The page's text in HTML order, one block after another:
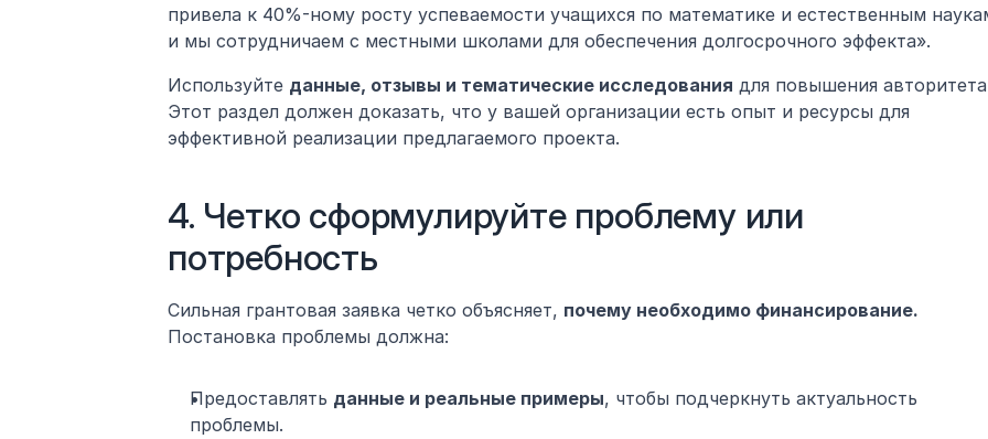
привела к 40%-ному росту успеваемости учащихся по математике и естественным
и мы сотрудничаем с местными школами для обеспечения долгосрочного эффекта».
Используйте данные, отзывы и тематические исследования для повышения
Этот раздел должен доказать, что у вашей организации есть опыт и ресурсы для
эффективной реализации предлагаемого проекта.
4. Четко сформулируйте проблему или
потребность
Сильная грантовая заявка четко объясняет, почему необходимо финансирование.
Постановка проблемы должна:
Предоставлять данные и реальные примеры, чтобы подчеркнуть актуальность
проблемы.